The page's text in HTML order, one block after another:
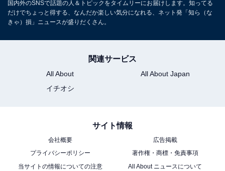
国内外のSNSで話題の人＆トピックをタイムリーにお届けします。知ってる
だけでちょっと得する、なんだか楽しい気分になれる、ネット発「知ら（な
きゃ）損」ニュースが盛りだくさん。
関連サービス
All About
All About Japan
イチオシ
サイト情報
会社概要
広告掲載
プライバシーポリシー
著作権・商標・免責事項
当サイトの情報についての注意
All About ニュースについて